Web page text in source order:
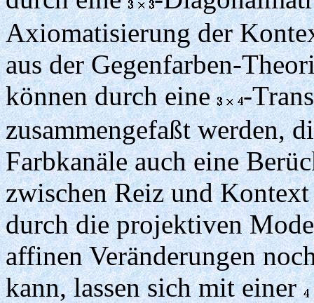
Axiomatisierung der
aus der Gegenfarben-
können durch eine
-
zusammengefaßt werden,
Farbkanäle auch eine
zwischen Reiz und
durch die projektiven
affinen Veränderungen
kann, lassen sich mit einer